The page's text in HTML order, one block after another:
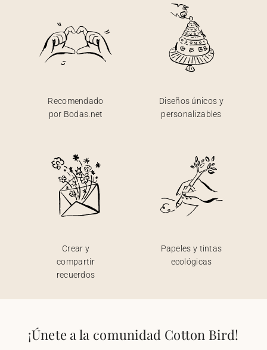
Recomendado
por Bodas.net
Diseños únicos y
personalizables
Crear y
compartir
recuerdos
Papeles y tintas
ecológicas
¡Únete a la comunidad Cotton Bird!